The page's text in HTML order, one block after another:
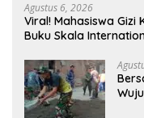
Agustus 6, 2026
Viral! Mahasiswa Gizi
Buku Skala